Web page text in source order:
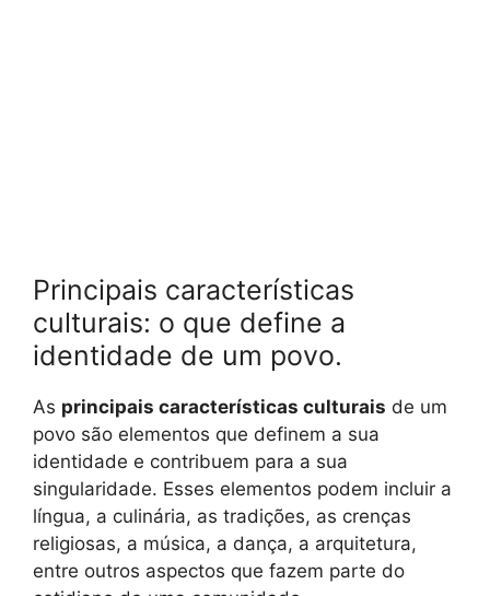
Principais características
culturais: o que define a
identidade de um povo.
As principais características culturais de um
povo são elementos que definem a sua
identidade e contribuem para a sua
singularidade. Esses elementos podem incluir a
língua, a culinária, as tradições, as crenças
religiosas, a música, a dança, a arquitetura,
entre outros aspectos que fazem parte do